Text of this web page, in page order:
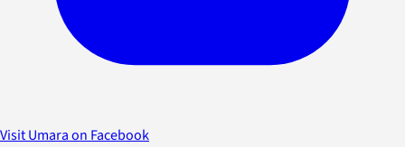
Visit Umara on Facebook